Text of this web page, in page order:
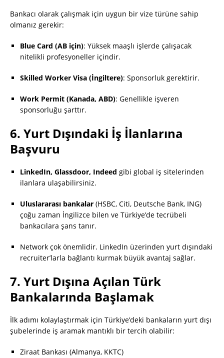
Bankacı olarak çalışmak için uygun bir vize türüne sahip
olmanız gerekir:
Blue Card (AB için): Yüksek maaşlı işlerde çalışacak
nitelikli profesyoneller içindir.
Skilled Worker Visa (İngiltere): Sponsorluk gerektirir.
Work Permit (Kanada, ABD): Genellikle işveren
sponsorluğu şarttır.
6. Yurt Dışındaki İş İlanlarına
Başvuru
LinkedIn, Glassdoor, Indeed gibi global iş sitelerinden
ilanlara ulaşabilirsiniz.
Uluslararası bankalar (HSBC, Citi, Deutsche Bank, ING)
çoğu zaman İngilizce bilen ve Türkiye’de tecrübeli
bankacılara şans tanır.
Network çok önemlidir. LinkedIn üzerinden yurt dışındaki
recruiter’larla bağlantı kurmak büyük avantaj sağlar.
7. Yurt Dışına Açılan Türk
Bankalarında Başlamak
İlk adımı kolaylaştırmak için Türkiye’deki bankaların yurt dışı
şubelerinde iş aramak mantıklı bir tercih olabilir:
Ziraat Bankası (Almanya, KKTC)